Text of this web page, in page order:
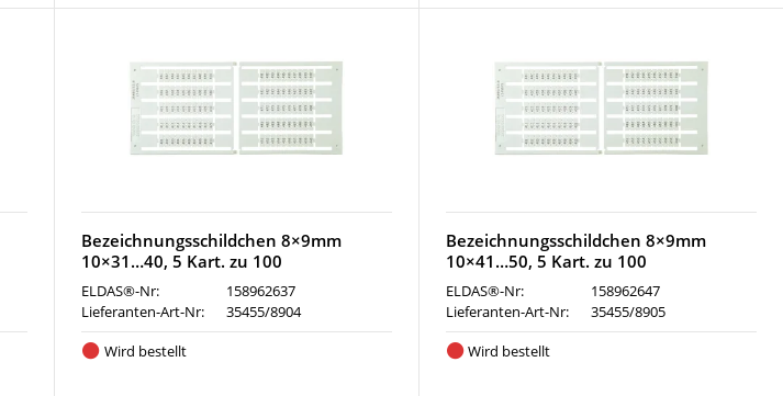
Bezeichnungsschildchen 8×9mm
10×31…40, 5 Kart. zu 100
ELDAS®-Nr:
158962637
Lieferanten-Art-Nr:
35455/8904
Wird bestellt
Bezeichnungsschildchen 8×9mm
10×41…50, 5 Kart. zu 100
ELDAS®-Nr:
158962647
Lieferanten-Art-Nr:
35455/8905
Wird bestellt